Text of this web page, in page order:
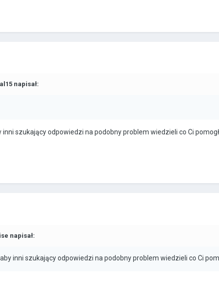
napisał:
szukający odpowiedzi na podobny problem wiedzieli co Ci
napisał:
inni szukający odpowiedzi na podobny problem wiedzieli co Ci